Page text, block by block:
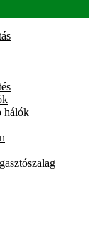
hálók